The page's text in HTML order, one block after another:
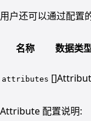
用户还可以通过配置
名称 数据类
attributes
Attribute 配置说明: